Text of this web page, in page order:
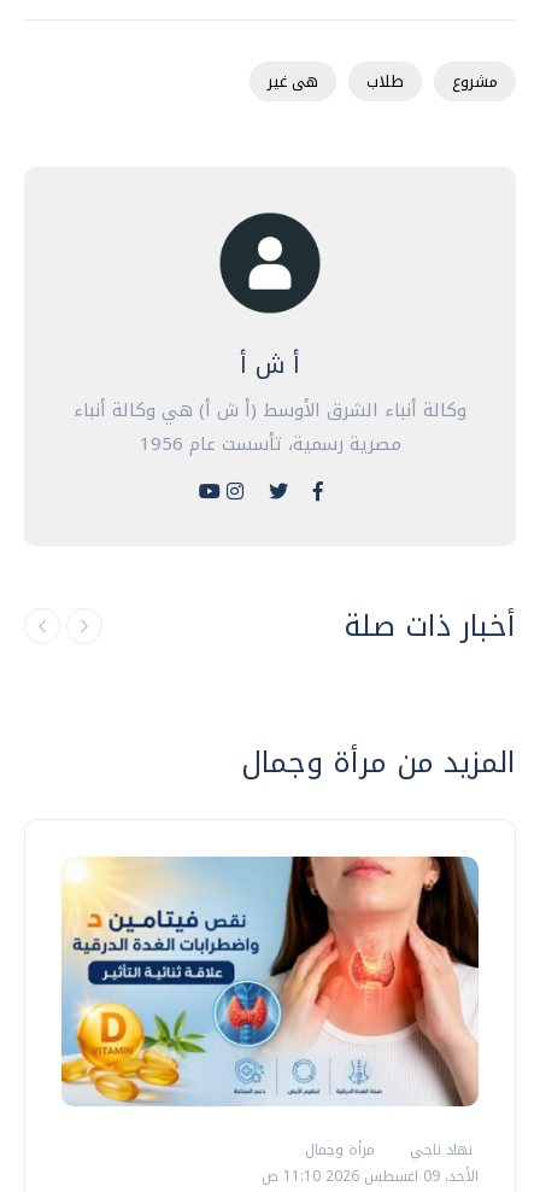
مشروع طلاب هى غير
أ ش أ
وكالة أنباء الشرق الأوسط (أ ش أ) هي وكالة أنباء
مصرية رسمية، تأسست عام 1956
أخبار ذات صلة
المزيد من مرأة وجمال
نهاد ناجي
مرأة وجمال
الأحد، 09 اغسطس 2026 11:10 ص